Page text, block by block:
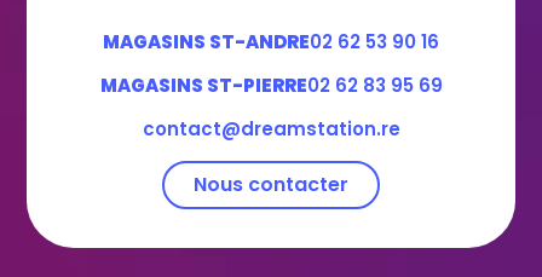
MAGASINS ST-ANDRE02 62 53 90 16
MAGASINS ST-PIERRE02 62 83 95 69
contact@dreamstation.re
Nous contacter